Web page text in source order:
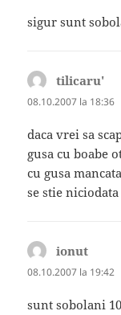
sigur sunt
tilicaru'
08.10.2007 la 18:36
daca vrei sa
gusa cu boabe
cu gusa
se stie
ionut
08.10.2007 la 19:42
sunt sobolani